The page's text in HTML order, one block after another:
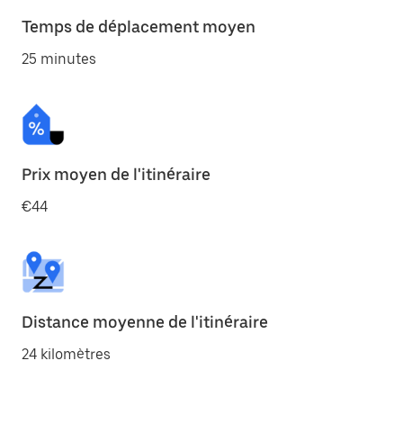
Temps de déplacement moyen
25 minutes
Prix moyen de l'itinéraire
€44
Distance moyenne de l'itinéraire
24 kilomètres